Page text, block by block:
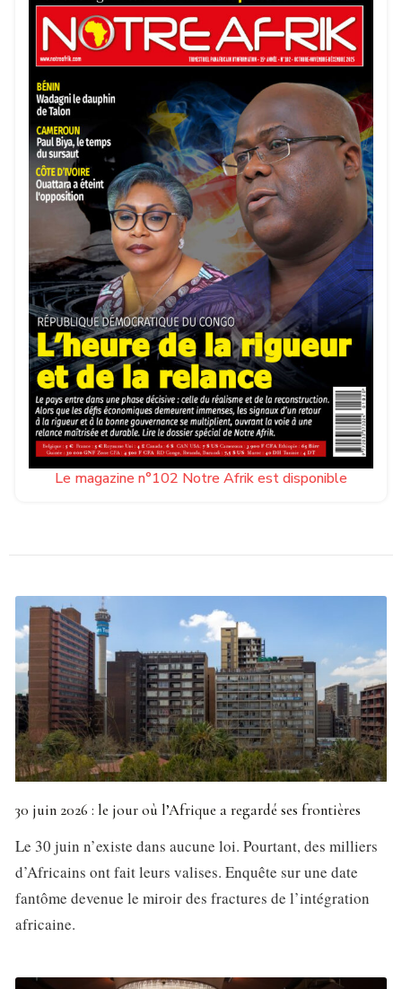
Le magazine n°102 Notre Afrik est disponible
30 juin 2026 : le jour où l’Afrique a regardé ses frontières
Le 30 juin n’existe dans aucune loi. Pourtant, des milliers
d’Africains ont fait leurs valises. Enquête sur une date
fantôme devenue le miroir des fractures de l’intégration
africaine.